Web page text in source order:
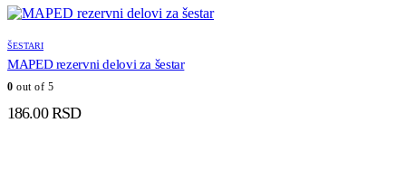
ŠESTARI
MAPED rezervni delovi za šestar
0 out of 5
186.00RSD